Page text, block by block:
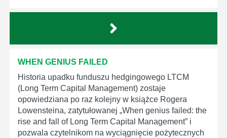
WHEN GENIUS FAILED
Historia upadku funduszu hedgingowego LTCM
(Long Term Capital Management) zostaje
opowiedziana po raz kolejny w książce Rogera
Lowensteina, zatytułowanej „When genius failed: the
rise and fall of Long Term Capital Management” i
pozwala czytelnikom na wyciągnięcie pożytecznych